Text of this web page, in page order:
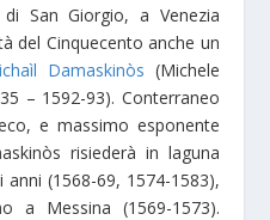
San Giorgio, a Venezia
del Cinquecento anche un
Damaskinòs (Michele
– 1592-93). Conterraneo
e massimo esponente
risiederà in laguna
(1568-69, 1574-1583),
a Messina (1569-1573).